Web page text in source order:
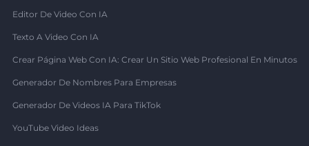
Editor De Video Con IA
Texto A Video Con IA
Crear Página Web Con IA: Crear Un Sitio Web Profesional En Minutos
Generador De Nombres Para Empresas
Generador De Videos IA Para TikTok
YouTube Video Ideas